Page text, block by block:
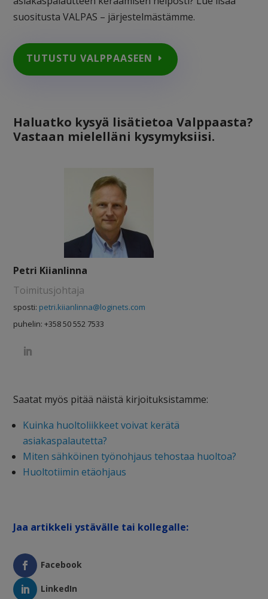
suositusta VALPAS – järjestelmästämme.
TUTUSTU VALPPAASEEN
Haluatko kysyä lisätietoa Valppaasta?
Vastaan mielelläni kysymyksiisi.
Petri Kiianlinna
Toimitusjohtaja
sposti: petri.kiianlinna@loginets.com
puhelin: +358 50 552 7533
Saatat myös pitää näistä kirjoituksistamme:
Kuinka huoltoliikkeet voivat kerätä
asiakaspalautetta?
Miten sähköinen työnohjaus tehostaa huoltoa?
Huoltotiimin etäohjaus
Jaa artikkeli ystävälle tai kollegalle:
Facebook
LinkedIn